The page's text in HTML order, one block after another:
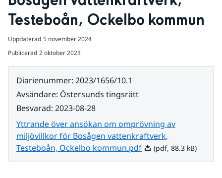
Testeboån, Ockelbo kommun
Uppdaterad 5 november 2024
Publicerad 2 oktober 2023
Diarienummer: 2023/1656/10.1
Avsändare: Östersunds tingsrätt
Besvarad: 2023-08-28
Yttrande över ansökan om omprövning av
miljövillkor för Bosågen vattenkraftverk,
Testeboån, Ockelbo kommun.pdfPdf, 88.3 kB.
(pdf, 88.3 kB)